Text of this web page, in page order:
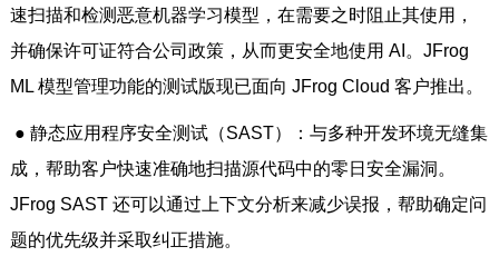
速扫描和检测恶意机器学习模型，在需要之时阻止其使用，
并确保许可证符合公司政策，从而更安全地使用 AI。JFrog
ML 模型管理功能的测试版现已面向 JFrog Cloud 客户推出。
● 静态应用程序安全测试（SAST）：与多种开发环境无缝集
成，帮助客户快速准确地扫描源代码中的零日安全漏洞。
JFrog SAST 还可以通过上下文分析来减少误报，帮助确定问
题的优先级并采取纠正措施。